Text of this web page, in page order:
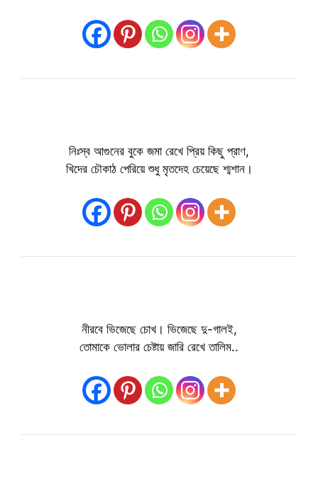
নিঃস্ব আগুনের বুকে জমা রেখে প্রিয় কিছু প্রাণ,
খিদের চৌকাঠ পেরিয়ে শুধু মৃতদেহ চেয়েছে শ্মশান।
নীরবে ভিজেছে চোখ। ভিজেছে দু-গালই,
তোমাকে ভোলার চেষ্টায় জারি রেখে তালিম..